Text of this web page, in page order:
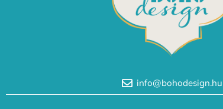
info@bohodesign.hu